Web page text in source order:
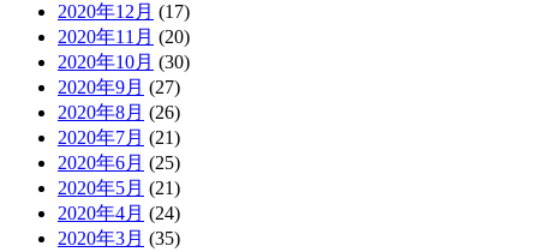
2020年12月 (17)
2020年11月 (20)
2020年10月 (30)
2020年9月 (27)
2020年8月 (26)
2020年7月 (21)
2020年6月 (25)
2020年5月 (21)
2020年4月 (24)
2020年3月 (35)